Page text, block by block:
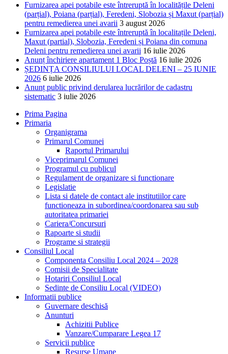
Furnizarea apei potabile este întreruptă în localitățile Deleni
(parțial), Poiana (parțial), Feredeni, Slobozia și Maxut (parțial)
pentru remedierea unei avarii 3 august 2026
Furnizarea apei potabile este întreruptă în localitațile Deleni,
Maxut (partial), Slobozia, Feredeni și Poiana din comuna
Deleni pentru remedierea unei avarii 16 iulie 2026
Anunț închiriere apartament 1 Bloc Poștă 16 iulie 2026
ȘEDINȚA CONSILIULUI LOCAL DELENI – 25 IUNIE
2026 6 iulie 2026
Anunț public privind derularea lucrărilor de cadastru
sistematic 3 iulie 2026
Prima Pagina
Primaria
Organigrama
Primarul Comunei
Raportul Primarului
Viceprimarul Comunei
Programul cu publicul
Regulament de organizare si functionare
Legislatie
Lista si datele de contact ale institutiilor care
functioneaza in subordinea/coordonarea sau sub
autoritatea primariei
Cariera/Concursuri
Rapoarte si studii
Programe si strategii
Consiliul Local
Componenta Consiliu Local 2024 – 2028
Comisii de Specialitate
Hotariri Consiliul Local
Sedinte de Consiliu Local (VIDEO)
Informatii publice
Guvernare deschisă
Anunturi
Achizitii Publice
Vanzare/Cumparare Legea 17
Servicii publice
Resurse Umane